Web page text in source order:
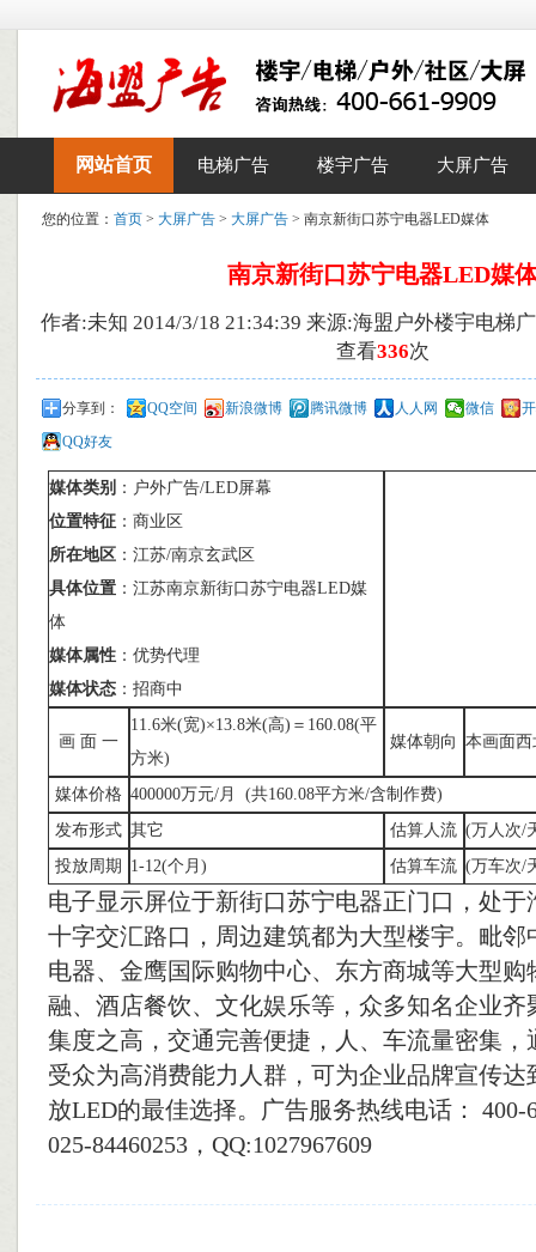
网站首页 电梯广告 楼宇广告 大屏广告
您的位置： 首页 > 大屏广告 > 大屏广告 > 南京新街口苏宁电器LED媒体
南京新街口苏宁电器LED媒
作者:未知 2014/3/18 21:34:39 来源:海盟户外楼宇电梯
查看336次
分享到： QQ空间 新浪微博 腾讯微博 人人网 微信
QQ好友
媒体类别 ：户外广告/LED屏幕
位置特征 ：商业区
所在地区 ：江苏/南京玄武区
具体位置 ：江苏南京新街口苏宁电器LED媒
体
媒体属性 ：优势代理
媒体状态 ：招商中
画 面 一
11.6米(宽)×13.8米(高)＝160.08(平
方米)
媒体朝向 本画面
媒体价格 400000万元/月 (共160.08平方米/含制作费)
发布形式 其它 估算人流 (万人次/
投放周期
1-12(个月) 估算车流 (万车次/
电子显示屏位于新街口苏宁电器正门口，处于
十字交汇路口，周边建筑都为大型楼宇。毗邻
电器、金鹰国际购物中心、东方商城等大型购
融、酒店餐饮、文化娱乐等，众多知名企业齐
集度之高，交通完善便捷，人、车流量密集，
受众为高消费能力人群，可为企业品牌宣传达
放LED的最佳选择。广告服务热线电话： 400-
025-84460253，QQ:1027967609